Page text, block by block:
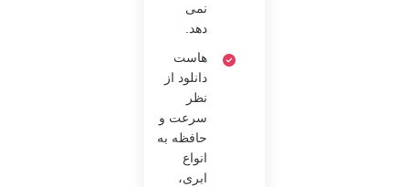
نمی
‌دهد.
هاست
دانلود از
نظر
سرعت و
حافظه به
انواع
ابری،